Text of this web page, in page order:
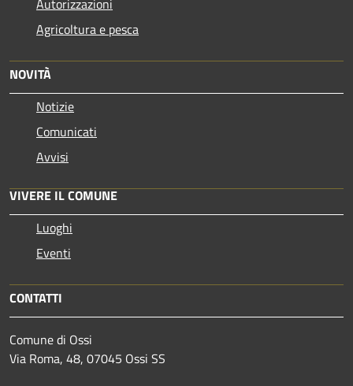
Autorizzazioni
Agricoltura e pesca
NOVITÀ
Notizie
Comunicati
Avvisi
VIVERE IL COMUNE
Luoghi
Eventi
CONTATTI
Comune di Ossi
Via Roma, 48, 07045 Ossi SS